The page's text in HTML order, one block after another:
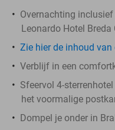
Overnachting
Leonardo Hotel Breda
Zie hier de inhoud
Verblijf in een
Sfeervol 4-
het voormalige
Dompel je onder in